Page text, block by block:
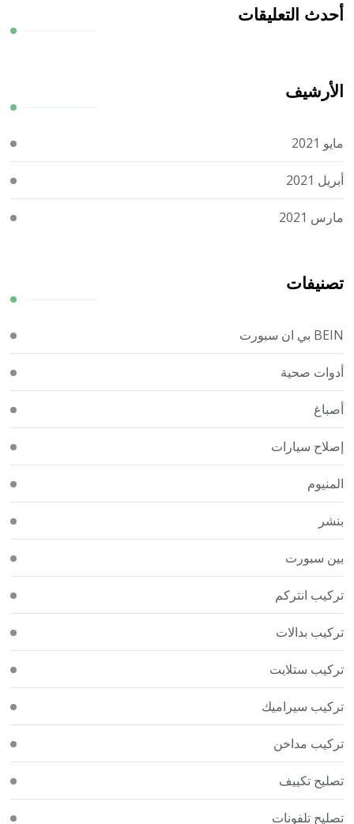
أحدث التعليقات
الأرشيف
مايو 2021
أبريل 2021
مارس 2021
تصنيفات
BEIN بي ان سبورت
أدوات صحية
أصباغ
إصلاح سيارات
المنيوم
بنشر
بين سبورت
تركيب انتركم
تركيب بدالات
تركيب ستلايت
تركيب سيراميك
تركيب مداخن
تصليح تكييف
تصليح تلفونات